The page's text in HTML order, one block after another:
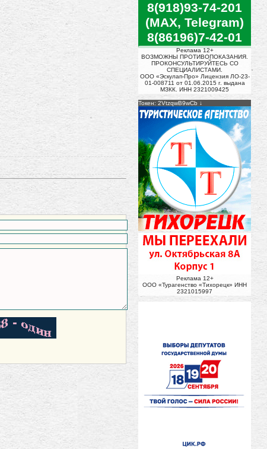
8(918)93-74-201
(MAX, Telegram)
8(86196)7-42-01
Реклама 12+
ВОЗМОЖНЫ ПРОТИВОПОКАЗАНИЯ.
ПРОКОНСУЛЬТИРУЙТЕСЬ СО
СПЕЦИАЛИСТАМИ.
ООО «Эскулап-Про» Лицензия ЛО-23-
01-008711 от 01.06.2015 г. выдана
МЗКК. ИНН 2321009425
Токен: 2VtzqwB9wCb
Реклама 12+
ООО «Турагенство «Тихорецк» ИНН
2321015997